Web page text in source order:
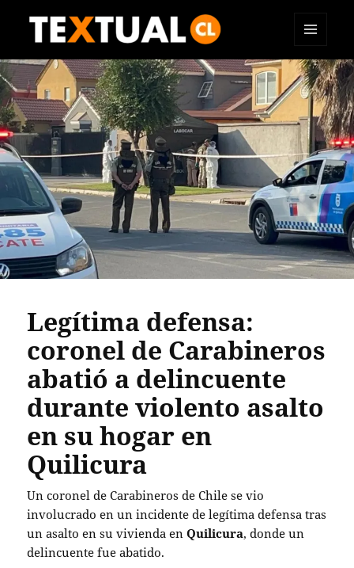
TEXTUAL
Y
WIDGETS
Legítima defensa:
coronel de Carabineros
abatió a delincuente
durante violento asalto
en su hogar en
Quilicura
Un coronel de Carabineros de Chile se vio
involucrado en un incidente de legítima defensa tras
un asalto en su vivienda enQuilicura, donde un
delincuente fue abatido.